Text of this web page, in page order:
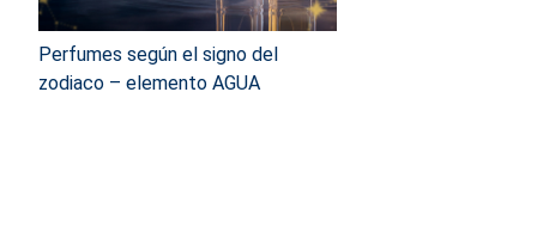
Perfumes según el signo del
zodiaco – elemento AGUA